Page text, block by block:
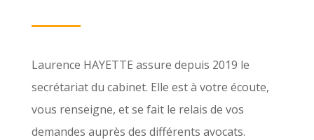
Laurence HAYETTE assure depuis 2019 le
secrétariat du cabinet. Elle est à votre écoute,
vous renseigne, et se fait le relais de vos
demandes auprès des différents avocats.